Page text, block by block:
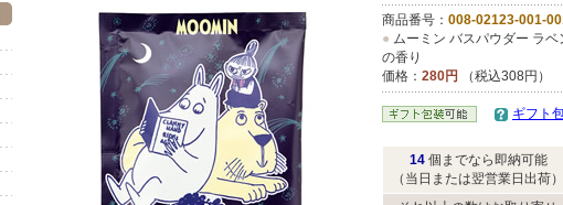
商品番号： 008-02123-001-
● ムーミン バスパウダー ラ
の香り
価格： 280円 （税込308円）
ギフト
14 個までなら即納可能
（当日または翌営業日出荷）